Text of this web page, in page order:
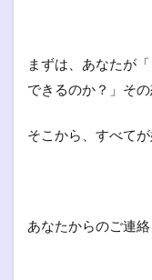
まずは、あなたが
できるのか？」そ
そこから、すべてが
あなたからのご連